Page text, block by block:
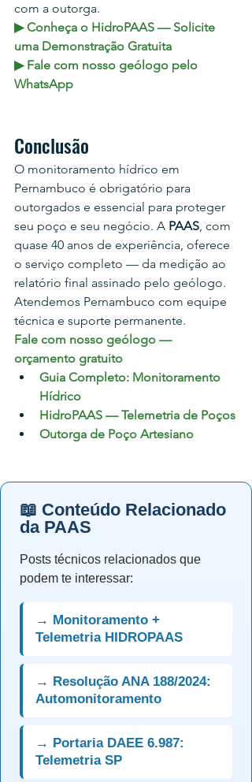
com a outorga.
▶ Conheça o HidroPAAS — Solicite
uma Demonstração Gratuita
▶ Fale com nosso geólogo pelo
WhatsApp
Conclusão
O monitoramento hídrico em
Pernambuco é obrigatório para
outorgados e essencial para proteger
seu poço e seu negócio. A PAAS, com
quase 40 anos de experiência, oferece
o serviço completo — da medição ao
relatório final assinado pelo geólogo.
Atendemos Pernambuco com equipe
técnica e suporte permanente.
Fale com nosso geólogo —
orçamento gratuito
Guia Completo: Monitoramento
Hídrico
HidroPAAS — Telemetria de Poços
Outorga de Poço Artesiano
📖 Conteúdo Relacionado
da PAAS
Posts técnicos relacionados que
podem te interessar:
→ Monitoramento +
Telemetria HIDROPAAS
→ Resolução ANA 188/2024:
Automonitoramento
→ Portaria DAEE 6.987:
Telemetria SP